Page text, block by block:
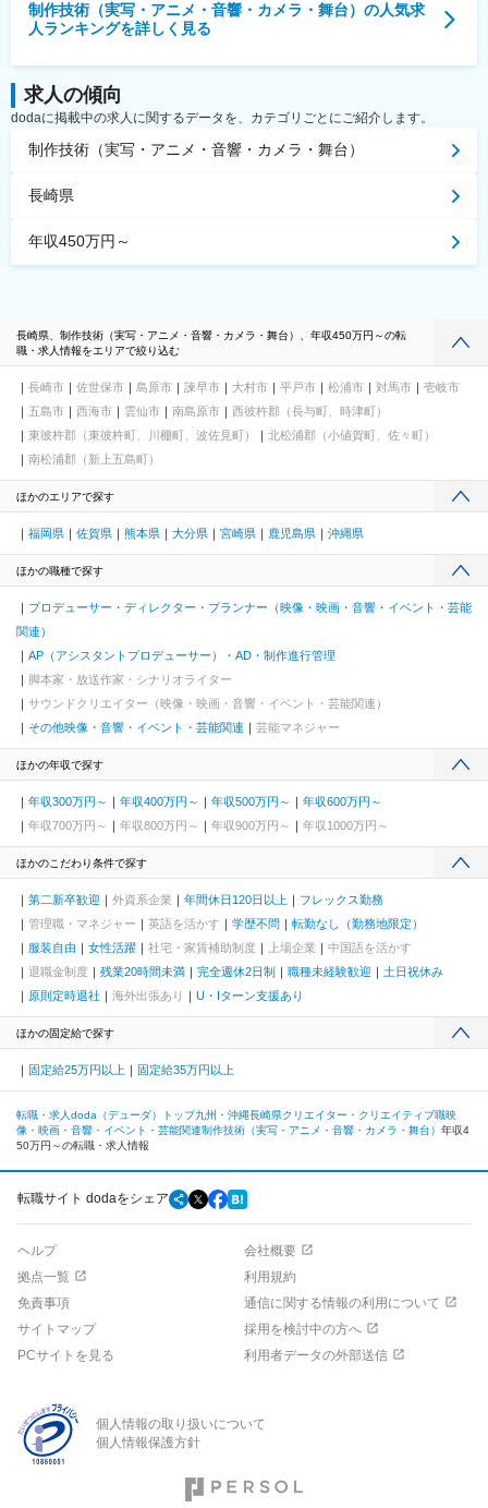
制作技術（実写・アニメ・音響・カメラ・舞台） の人気求
人ランキングを詳しく見る
求人の傾向
dodaに掲載中の求人に関するデータを、カテゴリごとにご紹介します。
制作技術（実写・アニメ・音響・カメラ・舞台）
長崎県
年収450万円～
長崎県、制作技術（実写・アニメ・音響・カメラ・舞台）、年収450万円～の転
職・求人情報をエリアで絞り込む
長崎市 佐世保市 島原市 諫早市 大村市 平戸市 松浦市 対馬市
壱岐市
五島市
西海市 雲仙市 南島原市
西彼杵郡（長与町、時津町）
東彼杵郡（東彼杵町、川棚町、波佐見町）
北松浦郡（小値賀町、佐々町）
南松浦郡（新上五島町）
ほかのエリアで探す
福岡県 佐賀県 熊本県 大分県 宮崎県 鹿児島県 沖縄県
ほかの職種で探す
プロデューサー・ディレクター・プランナー（映像・映画・音響・イベント・芸能
関連）
AP（アシスタントプロデューサー）・AD・制作進行管理
脚本家・放送作家・シナリオライター
サウンドクリエイター（映像・映画・音響・イベント・芸能関連）
その他映像・音響・イベント・芸能関連
芸能マネジャー
ほかの年収で探す
年収300万円～ 年収400万円～ 年収500万円～
年収600万円～
年収700万円～
年収800万円～ 年収900万円～ 年収1000万円～
ほかのこだわり条件で探す
第二新卒歓迎 外資系企業 年間休日120日以上
フレックス勤務
管理職・マネジャー
英語を活かす 学歴不問
転勤なし（勤務地限定）
服装自由
女性活躍 社宅・家賃補助制度 上場企業
中国語を活かす
退職金制度
残業20時間未満 完全週休2日制 職種未経験歓迎
土日祝休み
原則定時退社
海外出張あり U・Iターン支援あり
ほかの固定給で探す
固定給25万円以上 固定給35万円以上
転職・求人doda（デューダ）トップ九州・沖縄長崎県クリエイター・クリエイティブ職映
像・映画・音響・イベント・芸能関連制作技術（実写・アニメ・音響・カメラ・舞台） 年収4
50万円～の転職・求人情報
転職サイト dodaをシェア
ヘルプ
会社概要
拠点一覧
利用規約
免責事項
通信に関する情報の利用について
サイトマップ
採用を検討中の方へ
PCサイトを見る
利用者データの外部送信
個人情報の取り扱いについて
個人情報保護方針